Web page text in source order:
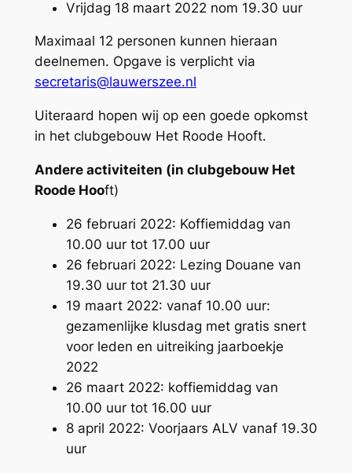
Vrijdag 18 maart 2022 nom 19.30 uur
Maximaal 12 personen kunnen hieraan
deelnemen. Opgave is verplicht via
secretaris@lauwerszee.nl
Uiteraard hopen wij op een goede opkomst
in het clubgebouw Het Roode Hooft.
Andere activiteiten (in clubgebouw Het
Roode Hooft)
26 februari 2022: Koffiemiddag van
10.00 uur tot 17.00 uur
26 februari 2022: Lezing Douane van
19.30 uur tot 21.30 uur
19 maart 2022: vanaf 10.00 uur:
gezamenlijke klusdag met gratis snert
voor leden en uitreiking jaarboekje
2022
26 maart 2022: koffiemiddag van
10.00 uur tot 16.00 uur
8 april 2022: Voorjaars ALV vanaf 19.30
uur